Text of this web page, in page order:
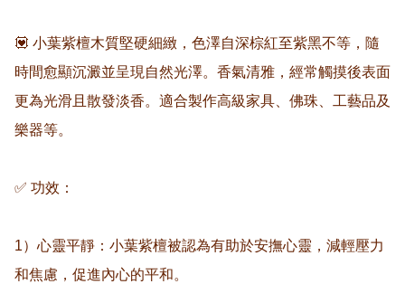
💟 小葉紫檀木質堅硬細緻，色澤自深棕紅至紫黑不等，隨
時間愈顯沉澱並呈現自然光澤。香氣清雅，經常觸摸後表面
更為光滑且散發淡香。適合製作高級家具、佛珠、工藝品及
樂器等。
✅ 功效：
1）心靈平靜：小葉紫檀被認為有助於安撫心靈，減輕壓力
和焦慮，促進內心的平和。